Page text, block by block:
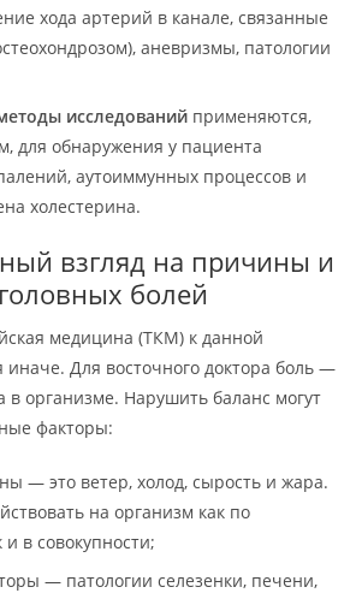
хода артерий в канале, связанные
аневризмы, патологии
исследований применяются,
для обнаружения у пациента
аутоиммунных процессов и
холестерина.
взгляд на причины и
болей
медицина (ТКМ) к данной
иначе. Для восточного доктора боль —
в организме. Нарушить баланс могут
факторы:
— это ветер, холод, сырость и жара.
на организм как по
и в совокупности;
— патологии селезенки, печени,